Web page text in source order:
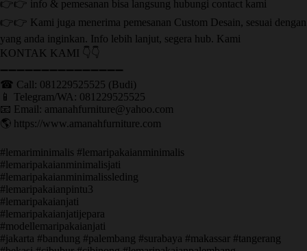
👉👉 info & pemesanan bisa langsung hubungi contact kami
👉👉 Kami juga menerima pemesanan Custom Desain, sesuai dengan
yang anda inginkan. Info lebih lanjut, segera hub. Kami
KONTAK KAMI 👇👇
➖➖➖➖➖➖➖➖➖➖➖➖➖➖➖ ㅤ
☎ Call: 081229525525 (Budi)
📱 Telegram/WA: 081229525525
📧 Email: amanahfurniture@yahoo.com
🌎 https://www.amanahfurniture.com
#lemariminimalis #lemaripakaianminimalis
#lemaripakaianminimalisjati
#lemaripakaianminimalissleding
#lemaripakaianpintu3
#lemaripakaianjati
#lemaripakaianjatijepara
#modellemaripakaianjati
#jakarta #bandung #palembang #surabaya #makassar #tangerang